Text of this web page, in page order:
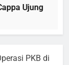
Ujung
PKB di